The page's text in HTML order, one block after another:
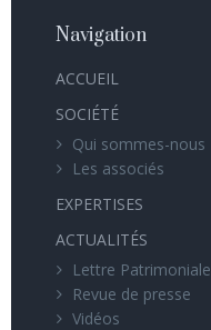
Navigation
ACCUEIL
SOCIÉTÉ
Qui sommes-nous
Les associés
EXPERTISES
ACTUALITÉS
Lettre Patrimoniale
Revue de presse
Vidéos